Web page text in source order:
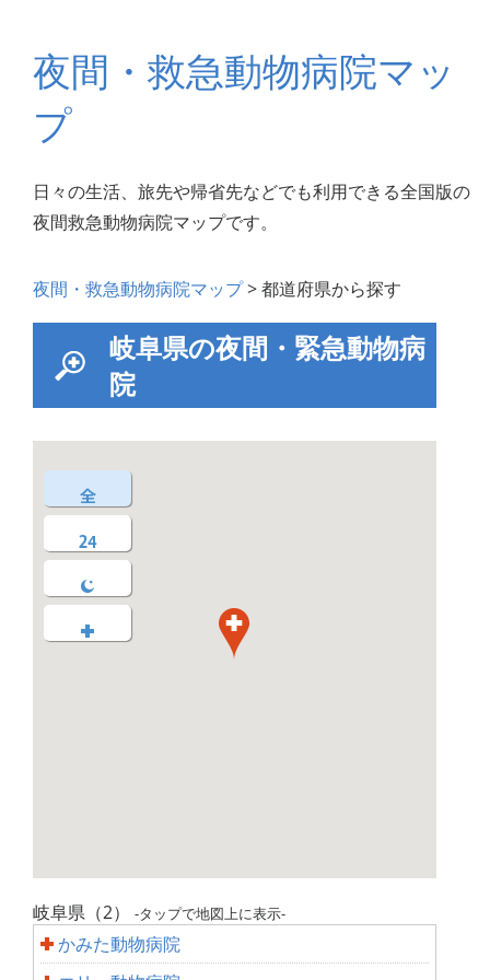
夜間・救急動物病院マッ
プ
日々の生活、旅先や帰省先などでも利用できる全国版の
夜間救急動物病院マップです。
夜間・救急動物病院マップ> 都道府県から探す
岐阜県の夜間・緊急動物病
院
岐阜県（2） -タップで地図上に表示-
かみた動物病院